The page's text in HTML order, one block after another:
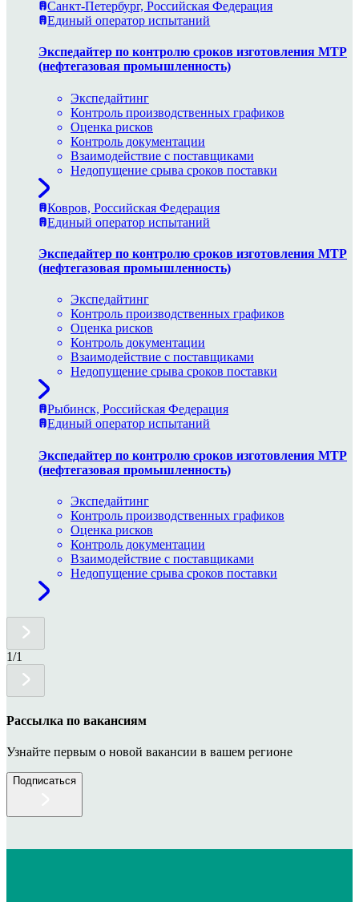
Санкт-Петербург, Российская Федерация
Единый оператор испытаний
Экспедайтер по контролю сроков изготовления МТР
(нефтегазовая промышленность)
Экспедайтинг
Контроль производственных графиков
Оценка рисков
Контроль документации
Взаимодействие с поставщиками
Недопущение срыва сроков поставки
Ковров, Российская Федерация
Единый оператор испытаний
Экспедайтер по контролю сроков изготовления МТР
(нефтегазовая промышленность)
Экспедайтинг
Контроль производственных графиков
Оценка рисков
Контроль документации
Взаимодействие с поставщиками
Недопущение срыва сроков поставки
Рыбинск, Российская Федерация
Единый оператор испытаний
Экспедайтер по контролю сроков изготовления МТР
(нефтегазовая промышленность)
Экспедайтинг
Контроль производственных графиков
Оценка рисков
Контроль документации
Взаимодействие с поставщиками
Недопущение срыва сроков поставки
1/1
Рассылка по вакансиям
Узнайте первым о новой вакансии в вашем регионе
Подписаться